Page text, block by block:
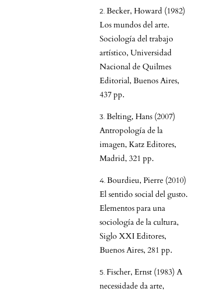
Becker, Howard (1982)
Los mundos del arte.
Sociología del trabajo
artístico, Universidad
Nacional de Quilmes
Editorial, Buenos Aires,
437 pp.
Belting, Hans (2007)
Antropología de la
imagen, Katz Editores,
Madrid, 321 pp.
Bourdieu, Pierre (2010)
El sentido social del gusto.
Elementos para una
sociología de la cultura,
Siglo XXI Editores,
Buenos Aires, 281 pp.
Fischer, Ernst (1983) A
necessidade da arte,